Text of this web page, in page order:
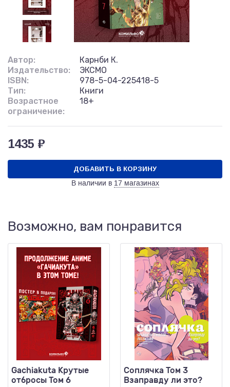
Автор:
Карнби К.
Издательство:
ЭКСМО
ISBN:
978-5-04-225418-5
Тип:
Книги
Возрастное
ограничение:
18+
1435 ₽
ДОБАВИТЬ В КОРЗИНУ
В наличии в 17 магазинах
Возможно, вам понравится
Gachiakuta Крутые
отбросы Том 6
Соплячка Том 3
Взаправду ли это?